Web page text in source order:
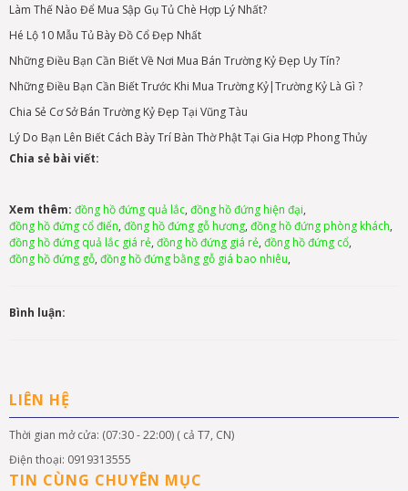
Làm Thế Nào Để Mua Sập Gụ Tủ Chè Hợp Lý Nhất?
Hé Lộ 10 Mẫu Tủ Bày Đồ Cổ Đẹp Nhất
Những Điều Bạn Cần Biết Về Nơi Mua Bán Trường Kỷ Đẹp Uy Tín?
Những Điều Bạn Cần Biết Trước Khi Mua Trường Kỷ|Trường Kỷ Là Gì ?
Chia Sẻ Cơ Sở Bán Trường Kỷ Đẹp Tại Vũng Tàu
Lý Do Bạn Lên Biết Cách Bày Trí Bàn Thờ Phật Tại Gia Hợp Phong Thủy
Chia sẻ bài viết:
Xem thêm: đồng hồ đứng quả lắc, đồng hồ đứng hiện đại,
đồng hồ đứng cổ điển, đồng hồ đứng gỗ hương, đồng hồ đứng phòng khách,
đồng hồ đứng quả lắc giá rẻ, đồng hồ đứng giá rẻ, đồng hồ đứng cổ,
đồng hồ đứng gỗ, đồng hồ đứng bằng gỗ giá bao nhiêu,
Bình luận:
LIÊN HỆ
Thời gian mở cửa: (07:30 - 22:00) ( cả T7, CN)
Điện thoại: 0919313555
TIN CÙNG CHUYÊN MỤC